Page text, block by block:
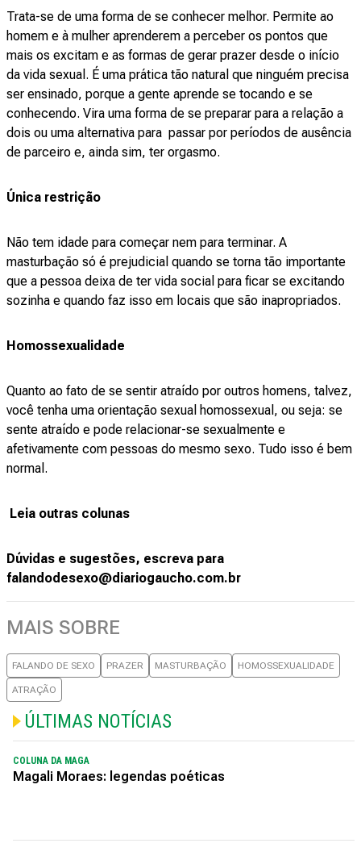
Trata-se de uma forma de se conhecer melhor. Permite ao
homem e à mulher aprenderem a perceber os pontos que
mais os excitam e as formas de gerar prazer desde o início
da vida sexual. É uma prática tão natural que ninguém precisa
ser ensinado, porque a gente aprende se tocando e se
conhecendo. Vira uma forma de se preparar para a relação a
dois ou uma alternativa para passar por períodos de ausência
de parceiro e, ainda sim, ter orgasmo.
Única restrição
Não tem idade para começar nem para terminar. A
masturbação só é prejudicial quando se torna tão importante
que a pessoa deixa de ter vida social para ficar se excitando
sozinha e quando faz isso em locais que são inapropriados.
Homossexualidade
Quanto ao fato de se sentir atraído por outros homens, talvez,
você tenha uma orientação sexual homossexual, ou seja: se
sente atraído e pode relacionar-se sexualmente e
afetivamente com pessoas do mesmo sexo. Tudo isso é bem
normal.
Leia outras colunas
Dúvidas e sugestões, escreva para
falandodesexo@diariogaucho.com.br
MAIS SOBRE
FALANDO DE SEXO PRAZER MASTURBAÇÃO HOMOSSEXUALIDADE
ATRAÇÃO
ÚLTIMAS NOTÍCIAS
COLUNA DA MAGA
Magali Moraes: legendas poéticas